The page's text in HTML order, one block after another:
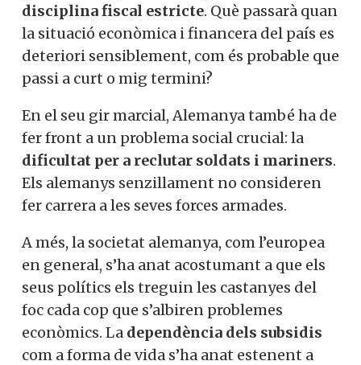
disciplina fiscal estricte. Què passarà quan
la situació econòmica i financera del país es
deteriori sensiblement, com és probable que
passi a curt o mig termini?
En el seu gir marcial, Alemanya també ha de
fer front a un problema social crucial: la
dificultat per a reclutar soldats i mariners.
Els alemanys senzillament no consideren
fer carrera a les seves forces armades.
A més, la societat alemanya, com l’europea
en general, s’ha anat acostumant a que els
seus polítics els treguin les castanyes del
foc cada cop que s’albiren problemes
econòmics. La dependència dels subsidis
com a forma de vida s’ha anat estenent a